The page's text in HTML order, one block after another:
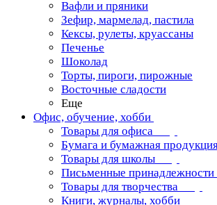
Вафли и пряники
Зефир, мармелад, пастила
Кексы, рулеты, круассаны
Печенье
Шоколад
Торты, пироги, пирожные
Восточные сладости
Еще
Офис, обучение, хобби
Товары для офиса
Бумага и бумажная
Товары для школы
Письменные принадлежности
Товары для творчества
Книги, журналы, хобби